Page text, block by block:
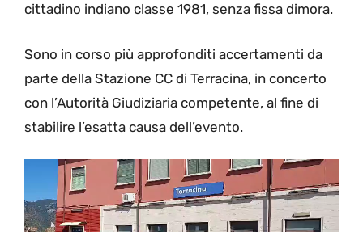
cittadino indiano classe 1981, senza fissa dimora.
Sono in corso più approfonditi accertamenti da
parte della Stazione CC di Terracina, in concerto
con l’Autorità Giudiziaria competente, al fine di
stabilire l’esatta causa dell’evento.